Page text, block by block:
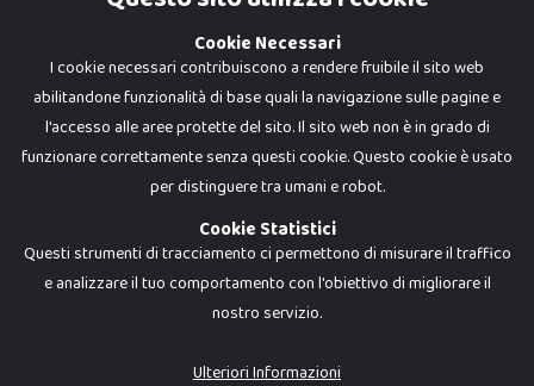
Dadi e Mattoncini è un brand di Giocabene Srl. Ogni riproduzione o utilizzo non
I prezzi e le promozioni pubblicate potrebbero differire da quanto esposto in
Cookie Necessari
I cookie necessari contribuiscono a rendere fruibile il sito web
abilitandone funzionalità di base quali la navigazione sulle pagine e
l'accesso alle aree protette del sito. Il sito web non è in grado di
funzionare correttamente senza questi cookie. Questo cookie è usato
per distinguere tra umani e robot.
Cookie Statistici
Questi strumenti di tracciamento ci permettono di misurare il traffico
e analizzare il tuo comportamento con l'obiettivo di migliorare il
nostro servizio.
Ulteriori Informazioni